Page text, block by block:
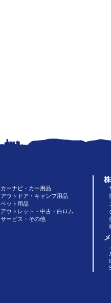
カーナビ・カー用品
アウトドア・キャンプ用品
ペット用品
アウトレット・中古・白ロム
サービス・その他